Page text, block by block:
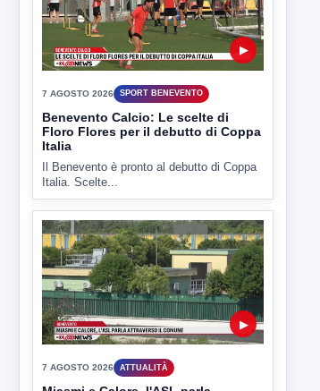
7 AGOSTO 2026 SPORT BENEVENTO
Benevento Calcio: Le scelte di
Floro Flores per il debutto di Coppa
Il Benevento è pronto al debutto di Coppa
Italia. Scelte...
▶
7 AGOSTO 2026 ATTUALITÀ
Miasmi e Calore, l'ASL parla
attraverso il Comune
Nessuna nuova moria di pesci e nessuna
criticità igienico-sanitaria nel...